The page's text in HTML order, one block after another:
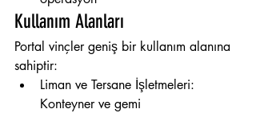
Kullanım Alanları
Portal vinçler geniş bir kullanım alanına
sahiptir:
Liman ve Tersane İşletmeleri:
Konteyner ve gemi